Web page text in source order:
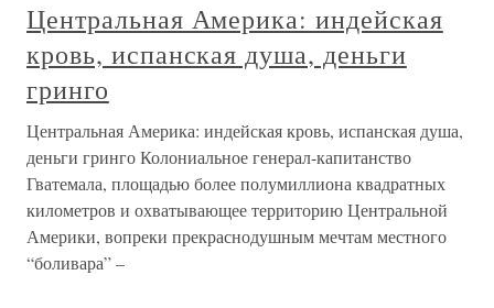
Центральная Америка: индейская
кровь, испанская душа, деньги
гринго
Центральная Америка: индейская кровь, испанская душа,
деньги гринго Колониальное генерал-капитанство
Гватемала, площадью более полумиллиона квадратных
километров и охватывающее территорию Центральной
Америки, вопреки прекраснодушным мечтам местного
“боливара” –